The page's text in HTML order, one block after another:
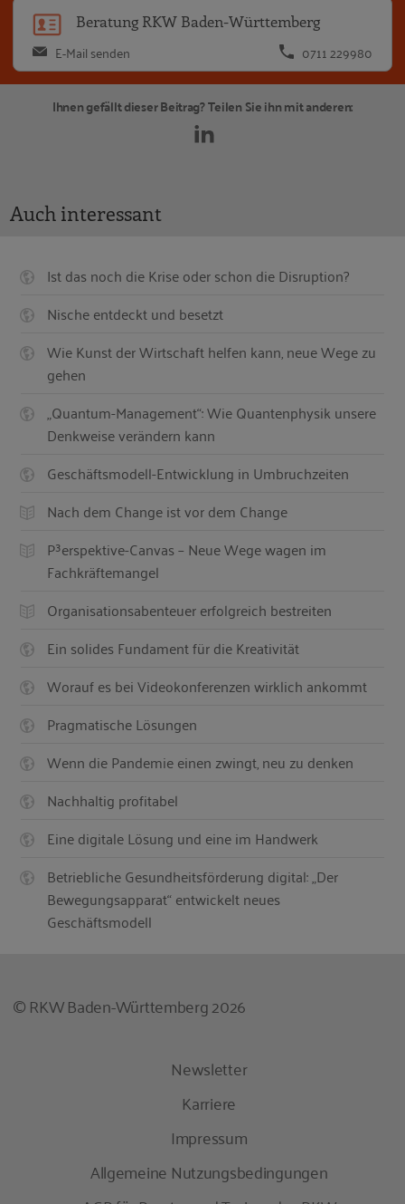
Beratung RKW Baden-Württemberg
E-Mail senden 0711 229980
Ihnen gefällt dieser Beitrag? Teilen Sie ihn mit anderen:
Auch interessant
Ist das noch die Krise oder schon die Disruption?
Nische entdeckt und besetzt
Wie Kunst der Wirtschaft helfen kann, neue Wege zu
gehen
„Quantum-Management“: Wie Quantenphysik unsere
Denkweise verändern kann
Geschäftsmodell-Entwicklung in Umbruchzeiten
Nach dem Change ist vor dem Change
P³erspektive-Canvas – Neue Wege wagen im
Fachkräftemangel
Organisationsabenteuer erfolgreich bestreiten
Ein solides Fundament für die Kreativität
Worauf es bei Videokonferenzen wirklich ankommt
Pragmatische Lösungen
Wenn die Pandemie einen zwingt, neu zu denken
Nachhaltig profitabel
Eine digitale Lösung und eine im Handwerk
Betriebliche Gesundheitsförderung digital: „Der
Bewegungsapparat“ entwickelt neues
Geschäftsmodell
© RKW Baden-Württemberg 2026
Newsletter
Karriere
Impressum
Allgemeine Nutzungsbedingungen